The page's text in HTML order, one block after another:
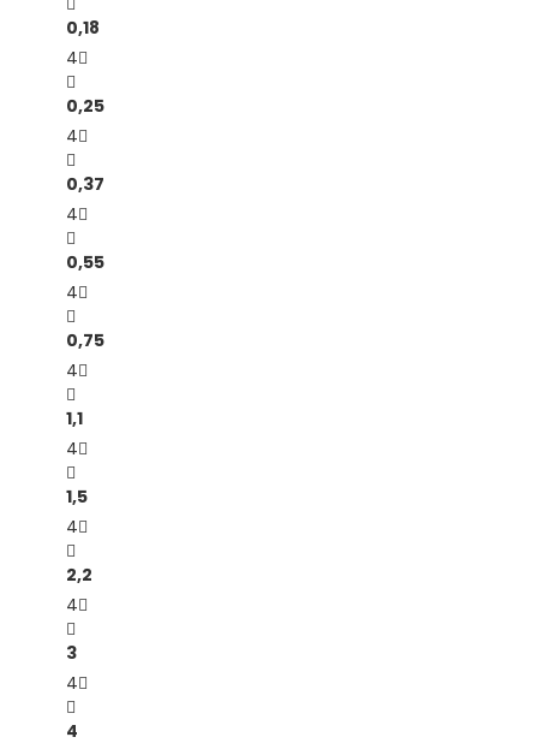
0,18
4
0,25
4
0,37
4
0,55
4
0,75
4
1,1
4
1,5
4
2,2
4
3
4
4